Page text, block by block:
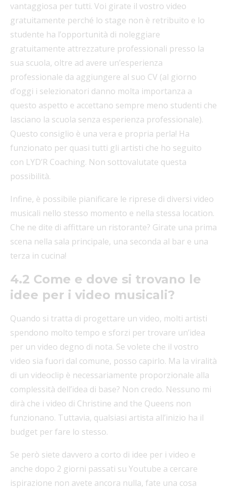
vantaggiosa per tutti. Voi girate il vostro video
gratuitamente perché lo stage non è retribuito e lo
studente ha l’opportunità di noleggiare
gratuitamente attrezzature professionali presso la
sua scuola, oltre ad avere un’esperienza
professionale da aggiungere al suo CV (al giorno
d’oggi i selezionatori danno molta importanza a
questo aspetto e accettano sempre meno studenti che
lasciano la scuola senza esperienza professionale).
Questo consiglio è una vera e propria perla! Ha
funzionato per quasi tutti gli artisti che ho seguito
con LYD’R Coaching. Non sottovalutate questa
possibilità.
Infine, è possibile pianificare le riprese di diversi video
musicali nello stesso momento e nella stessa location.
Che ne dite di affittare un ristorante? Girate una prima
scena nella sala principale, una seconda al bar e una
terza in cucina!
4.2 Come e dove si trovano le
idee per i video musicali?
Quando si tratta di progettare un video, molti artisti
spendono molto tempo e sforzi per trovare un’idea
per un video degno di nota. Se volete che il vostro
video sia fuori dal comune, posso capirlo. Ma la viralità
di un videoclip è necessariamente proporzionale alla
complessità dell’idea di base? Non credo. Nessuno mi
dirà che i video di Christine and the Queens non
funzionano. Tuttavia, qualsiasi artista all’inizio ha il
budget per fare lo stesso.
Se però siete davvero a corto di idee per i video e
anche dopo 2 giorni passati su Youtube a cercare
ispirazione non avete ancora nulla, fate una cosa